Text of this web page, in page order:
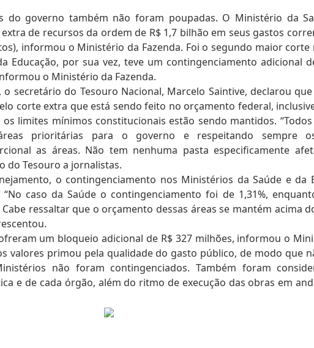
do governo também não foram poupadas. O Ministério da
de recursos da ordem de R$ 1,7 bilhão em seus gastos
informou o Ministério da Fazenda. Foi o segundo maior corte
Educação, por sua vez, teve um contingenciamento adicional
o Ministério da Fazenda.
secretário do Tesouro Nacional, Marcelo Saintive, declarou
corte extra que está sendo feito no orçamento federal,
os limites mínimos constitucionais estão sendo mantidos.
prioritárias para o governo e respeitando sempre
as áreas. Não tem nenhuma pasta especificamente
do Tesouro a jornalistas.
o contingenciamento nos Ministérios da Saúde e da
caso da Saúde o contingenciamento foi de 1,31%,
ressaltar que o orçamento dessas áreas se mantém acima
um bloqueio adicional de R$ 327 milhões, informou o
valores primou pela qualidade do gasto público, de modo que
não foram contingenciados. Também foram
e de cada órgão, além do ritmo de execução das obras em